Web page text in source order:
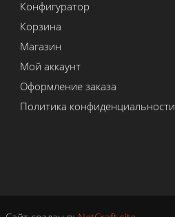
Конфигуратор
Корзина
Магазин
Мой аккаунт
Оформление заказа
Политика конфиденциальности